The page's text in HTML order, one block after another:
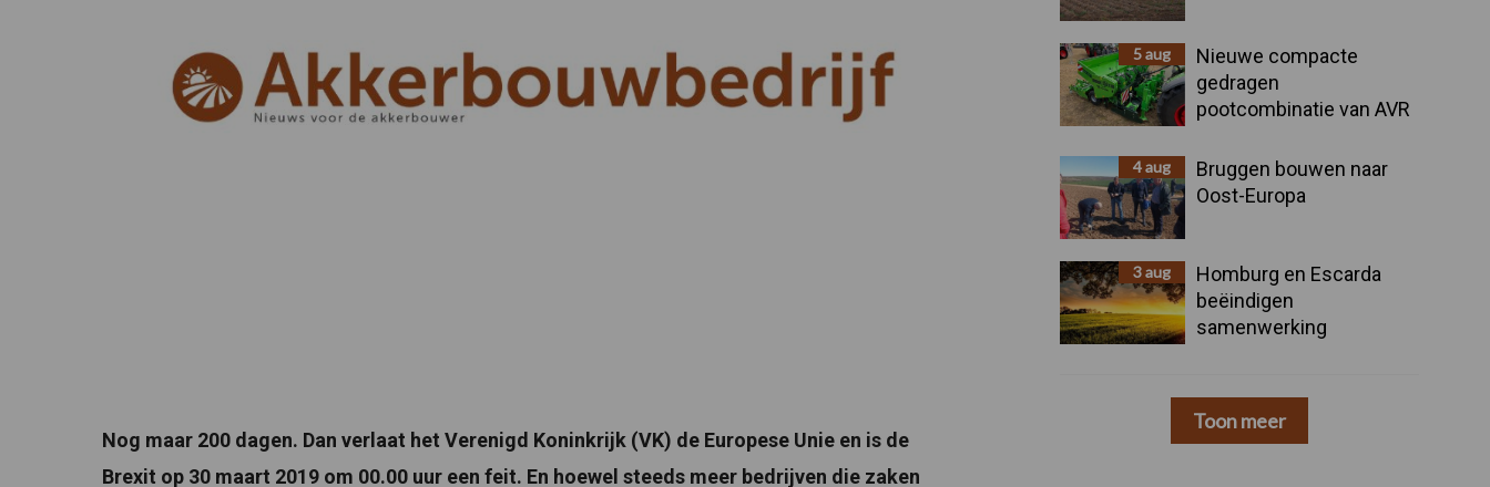
Nog maar 200 dagen. Dan verlaat het Verenigd Koninkrijk (VK) de Europese Unie en is de
Brexit op 30 maart 2019 om 00.00 uur een feit. En hoewel steeds meer bedrijven die zaken
5 aug
Nieuwe compacte
gedragen
pootcombinatie van AVR
4 aug
Bruggen bouwen naar
Oost-Europa
3 aug
Homburg en Escarda
beëindigen
samenwerking
Toon meer